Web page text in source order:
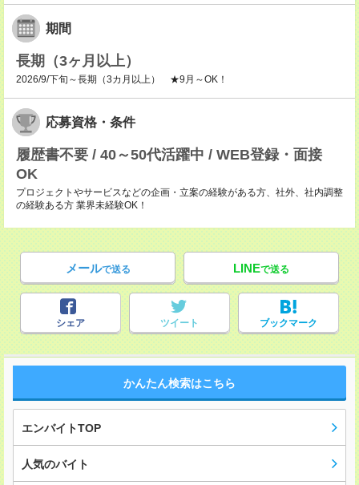
期間
長期（3ヶ月以上）
2026/9/下旬～長期（3カ月以上） ★9月～OK！
応募資格・条件
履歴書不要 / 40～50代活躍中 / WEB登録・面接
OK
プロジェクトやサービスなどの企画・立案の経験がある方、社外、社内調整
の経験ある方 業界未経験OK！
メールで送る LINEで送る
シェア ツイート ブックマーク
かんたん検索はこちら
エンバイトTOP
人気のバイト